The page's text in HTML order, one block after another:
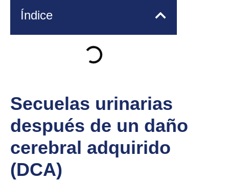
Índice
Secuelas urinarias
después de un daño
cerebral adquirido
(DCA)